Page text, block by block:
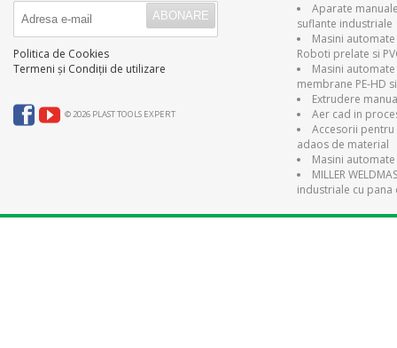
Politica de Cookies
Termeni și Condiții de utilizare
© 2026 PLAST TOOLS EXPERT
Aparate
suflante industriale
Masini
Roboti prelate si
Masini
membrane PE-HD
Extrudere
Aer cad in
Accesorii pentru
adaos de material
Masini
MILLER
industriale cu pana